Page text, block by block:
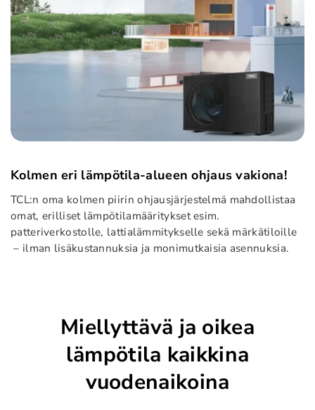
Kolmen eri lämpötila-alueen ohjaus vakiona!
TCL:n oma kolmen piirin ohjausjärjestelmä mahdollistaa
omat, erilliset lämpötilamääritykset esim.
patteriverkostolle, lattialämmitykselle sekä märkätiloille
– ilman lisäkustannuksia ja monimutkaisia asennuksia.
Miellyttävä ja oikea
lämpötila kaikkina
vuodenaikoina